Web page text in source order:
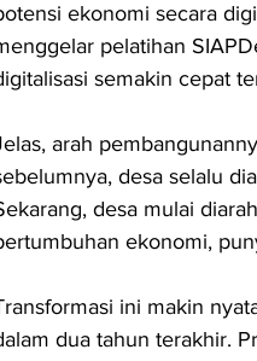
ekonomi secara
pelatihan
semakin cepat
arah
desa selalu
desa mulai
ekonomi,
ini makin
dua tahun terakhir.